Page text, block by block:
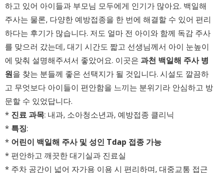
하고 있어 아이들과 부모님 모두에게 인기가 많아요. 백일해
주사는 물론, 다양한 예방접종을 한 번에 해결할 수 있어 편리
하다는 후기가 많습니다. 저도 얼마 전 아이와 함께 독감 주사
를 맞으러 갔는데, 대기 시간도 짧고 선생님께서 아이 눈높이
에 맞춰 설명해주셔서 좋았어요. 이곳은 과천 백일해 주사 병
원을 찾는 분들께 좋은 선택지가 될 것입니다. 시설도 깔끔하
고 무엇보다 아이들이 편안함을 느끼는 분위기라 안심하고 방
문할 수 있었답니다.
* 진료 과목: 내과, 소아청소년과, 예방접종 클리닉
* 특징:
* 어린이 백일해 주사 및 성인 Tdap 접종 가능
* 편안하고 깨끗한 대기실과 진료실
* 주차 공간이 넓어 자가용 이용 시 편리하며, 대중교통 접근